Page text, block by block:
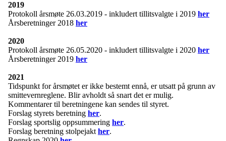
2019
Protokoll årsmøte 26.03.2019 - inkludert tillitsvalgte i 2019 her
Årsberetninger 2018 her
2020
Protokoll årsmøte 26.05.2020 - inkludert tillitsvalgte i 2020 her
Årsberetninger 2019 her
2021
Tidspunkt for årsmøtet er ikke bestemt ennå, er utsatt på grunn av
smittevernreglene. Blir avholdt så snart det er mulig.
Kommentarer til beretningene kan sendes til styret.
Forslag styrets beretning her.
Forslag sportslig oppsummering her.
Forslag beretning stolpejakt her.